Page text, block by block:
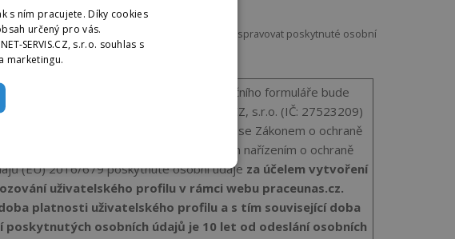
provozovatel webu praceunas.cz zpracovávat a spravovat poskytnuté osobní
osobních údajů
: Po odeslání registračního formuláře bude
webu praceunas.cz firma INET-SERVIS.CZ, s.r.o. (IČ: 27523209)
zpracovávat a spravovat v souladu se Zákonem o ochraně
údajů 110/2019 Sb. a v souladu s Obecným nařízením o ochraně
(EU) 2016/679 poskytnuté osobní údaje za účelem vytvoření
uživatelského profilu v rámci webu praceunas.cz.
platnosti uživatelského profilu a s tím související doba
poskytnutých osobních údajů je 10 let od odeslání osobních
s ním pracujete. Díky cookies
určený pro vás.
SERVIS.CZ, s.r.o. souhlas s
marketingu.